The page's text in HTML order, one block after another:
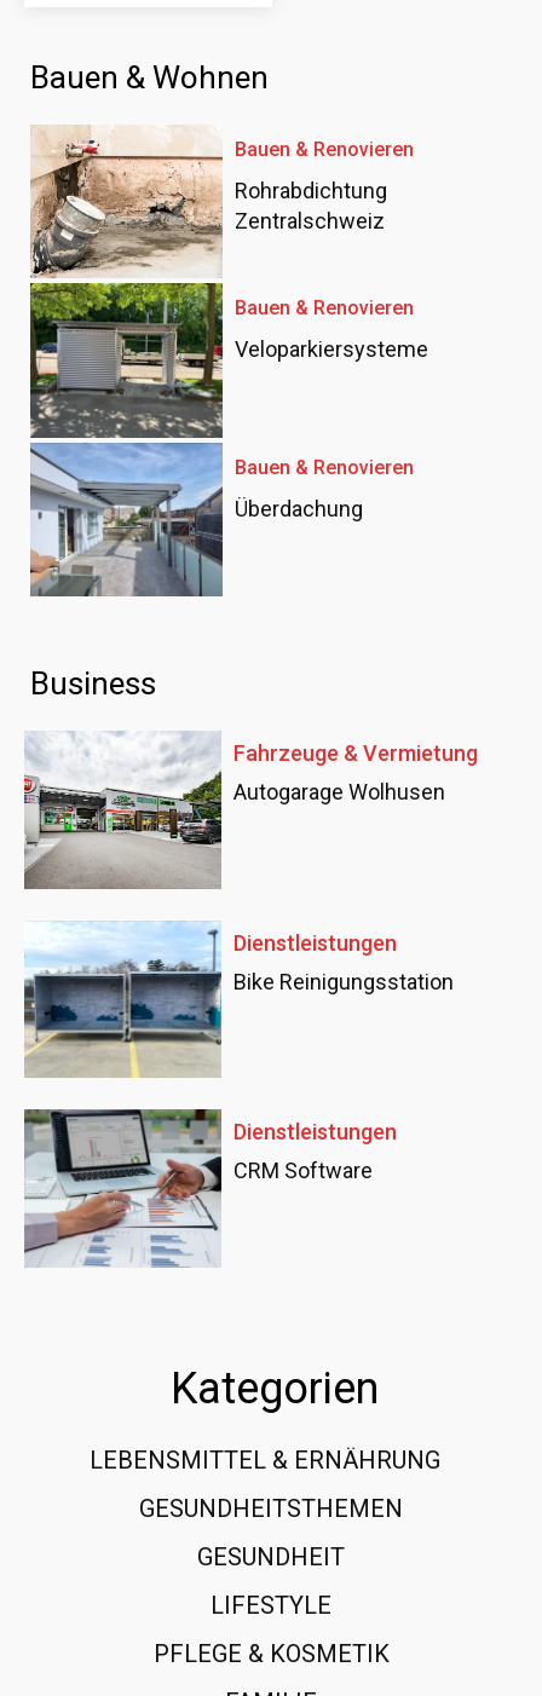
Bauen & Wohnen
Bauen & Renovieren
Rohrabdichtung
Zentralschweiz
Bauen & Renovieren
Veloparkiersysteme
Bauen & Renovieren
Überdachung
Business
Fahrzeuge & Vermietung
Autogarage Wolhusen
Dienstleistungen
Bike Reinigungsstation
Dienstleistungen
CRM Software
Kategorien
LEBENSMITTEL & ERNÄHRUNG
GESUNDHEITSTHEMEN
GESUNDHEIT
LIFESTYLE
PFLEGE & KOSMETIK